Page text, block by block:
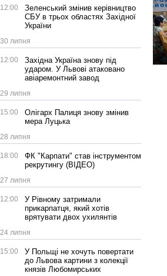
12:00
Зеленський змінив керівництво
СБУ в трьох областях Західної
України
30 липня
12:00
Західна Україна знову під
ударом. У Львові атаковано
авіаремонтний завод
29 липня
15:00
Олігарх Палиця знову змінив
мера Луцька
28 липня
18:00
ФК "Карпати" став інструментом
рекрутингу (ВІДЕО)
27 липня
12:00
У Рівному затримали
прикарпатця, який хотів
врятувати двох ухилянтів
24 липня
15:00
У Польщі не хочуть повертати
до Львова картини з колекції
князів Любомирських